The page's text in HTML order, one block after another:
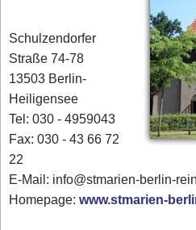
Schulzendorfer
Straße 74-78
13503 Berlin-
Heiligensee
Tel: 030 - 4959043
Fax: 030 - 43 66 72
22
E-Mail: info@stmarien-berlin-
Homepage:www.stmarien-